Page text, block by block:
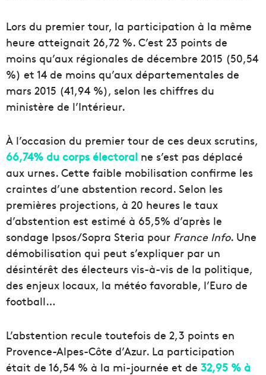
Lors du premier tour, la participation à la même
heure atteignait 26,72 %. C’est 23 points de
moins qu’aux régionales de décembre 2015 (50,54
%) et 14 de moins qu’aux départementales de
mars 2015 (41,94 %), selon les chiffres du
ministère de l’Intérieur.
À l’occasion du premier tour de ces deux scrutins,
66,74% du corps électoral ne s’est pas déplacé
aux urnes. Cette faible mobilisation confirme les
craintes d’une abstention record. Selon les
premières projections, à 20 heures le taux
d’abstention est estimé à 65,5% d’après le
sondage Ipsos/Sopra Steria pour France Info. Une
démobilisation qui peut s’expliquer par un
désintérêt des électeurs vis-à-vis de la politique,
des enjeux locaux, la météo favorable, l’Euro de
football…
L’abstention recule toutefois de 2,3 points en
Provence-Alpes-Côte d’Azur. La participation
était de 16,54 % à la mi-journée et de 32,95 % à